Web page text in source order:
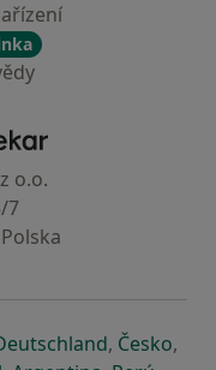
- Hlavní stránka
o.o.
7
v nové záložce
otevře v nové záložce
se otevře v
, Českose
,